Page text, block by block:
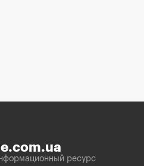
ресурс